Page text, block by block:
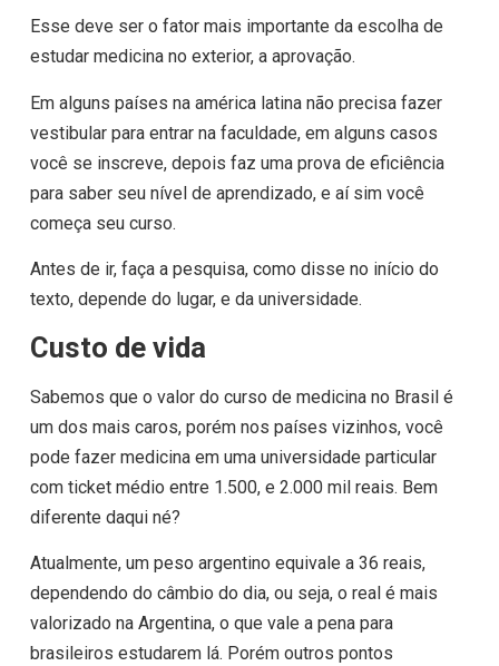
Esse deve ser o fator mais importante da escolha de
estudar medicina no exterior, a aprovação.
Em alguns países na américa latina não precisa fazer
vestibular para entrar na faculdade, em alguns casos
você se inscreve, depois faz uma prova de eficiência
para saber seu nível de aprendizado, e aí sim você
começa seu curso.
Antes de ir, faça a pesquisa, como disse no início do
texto, depende do lugar, e da universidade.
Custo de vida
Sabemos que o valor do curso de medicina no Brasil é
um dos mais caros, porém nos países vizinhos, você
pode fazer medicina em uma universidade particular
com ticket médio entre 1.500, e 2.000 mil reais. Bem
diferente daqui né?
Atualmente, um peso argentino equivale a 36 reais,
dependendo do câmbio do dia, ou seja, o real é mais
valorizado na Argentina, o que vale a pena para
brasileiros estudarem lá. Porém outros pontos